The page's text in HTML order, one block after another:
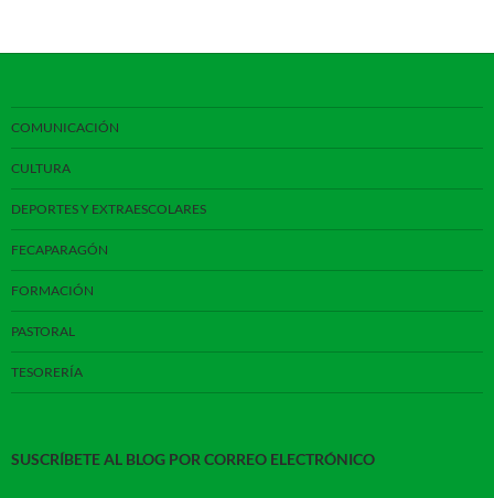
COMUNICACIÓN
CULTURA
DEPORTES Y EXTRAESCOLARES
FECAPARAGÓN
FORMACIÓN
PASTORAL
TESORERÍA
SUSCRÍBETE AL BLOG POR CORREO ELECTRÓNICO